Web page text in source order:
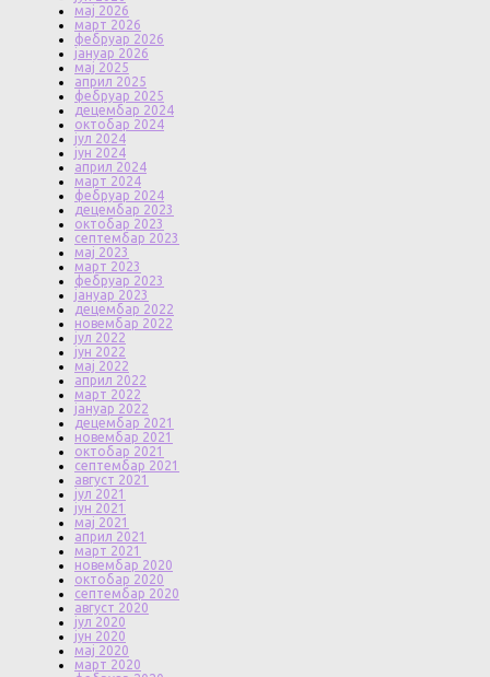
мај 2026
март 2026
фебруар 2026
јануар 2026
мај 2025
април 2025
фебруар 2025
децембар 2024
октобар 2024
јул 2024
јун 2024
април 2024
март 2024
фебруар 2024
децембар 2023
октобар 2023
септембар 2023
мај 2023
март 2023
фебруар 2023
јануар 2023
децембар 2022
новембар 2022
јул 2022
јун 2022
мај 2022
април 2022
март 2022
јануар 2022
децембар 2021
новембар 2021
октобар 2021
септембар 2021
август 2021
јул 2021
јун 2021
мај 2021
април 2021
март 2021
новембар 2020
октобар 2020
септембар 2020
август 2020
јул 2020
јун 2020
мај 2020
март 2020